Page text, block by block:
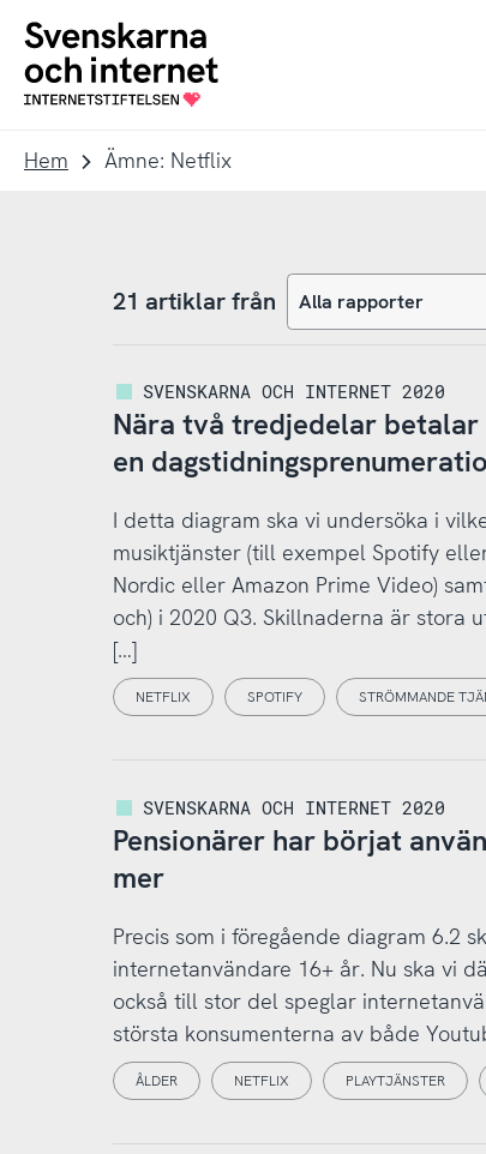
navigation
innehåll
To
startpage
Hem Ämne: Netflix
21 artiklar från
SVENSKARNA OCH INTERNET 2020
Nära två tredjedelar
en
I detta diagram ska vi undersöka i
musiktjänster (till exempel Spotify
Nordic eller Amazon Prime Video)
och) i 2020 Q3. Skillnaderna är stora
[…]
NETFLIX SPOTIFY STRÖMMANDE
SVENSKARNA OCH INTERNET 2020
Pensionärer har börjat
mer
Precis som i föregående diagram 6.2
internetanvändare 16+ år. Nu ska vi
också till stor del speglar
största konsumenterna av både
ÅLDER NETFLIX PLAYTJÄNSTER